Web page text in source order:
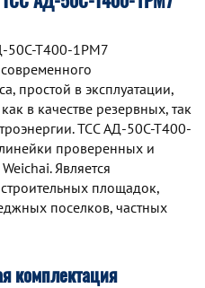
50С-Т400-1РМ7
простой в эксплуатации,
в качестве резервных, так
TCC АД-50С-Т400-
проверенных и
Является
площадок,
поселков, частных
комплектация